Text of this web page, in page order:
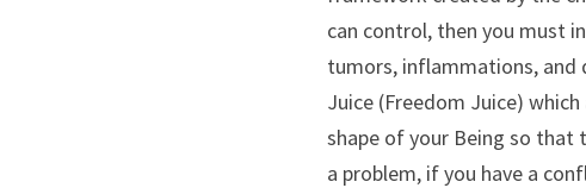
can control, then you must
tumors, inflammations, and
Juice (Freedom Juice)
shape of your Being so that
a problem, if you have a